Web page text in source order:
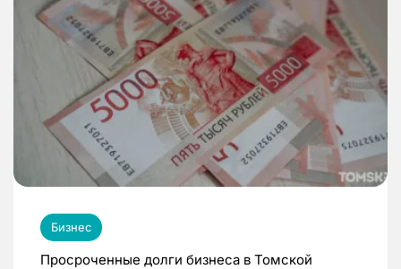
Бизнес
Просроченные долги бизнеса в Томской